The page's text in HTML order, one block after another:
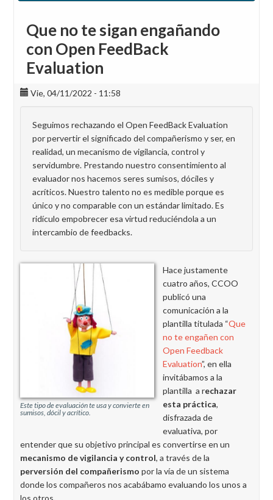
Que no te sigan engañando
con Open FeedBack
Evaluation
Vie, 04/11/2022 - 11:58
Seguimos rechazando el Open FeedBack Evaluation
por pervertir el significado del compañerismo y ser, en
realidad, un mecanismo de vigilancia, control y
servidumbre. Prestando nuestro consentimiento al
evaluador nos hacemos seres sumisos, dóciles y
acríticos. Nuestro talento no es medible porque es
único y no comparable con un estándar limitado. Es
ridículo empobrecer esa virtud reduciéndola a un
intercambio de feedbacks.
Este tipo de evaluación te usa y convierte en
sumisos, dócil y acrítico.
Hace justamente
cuatro años, CCOO
publicó una
comunicación a la
plantilla titulada “Que
no te engañen con
Open Feedback
Evaluation”, en ella
invitábamos a la
plantilla a rechazar
esta práctica,
disfrazada de
evaluativa, por
entender que su objetivo principal es convertirse en un
mecanismo de vigilancia y control, a través de la
perversión del compañerismo por la vía de un sistema
donde los compañeros nos acabábamo evaluando los unos a
los otros.